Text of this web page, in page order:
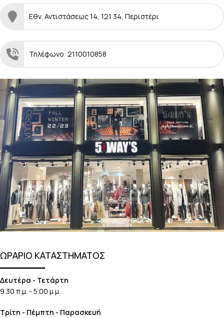
Εθν. Αντιστάσεως 14, 121 34, Περιστέρι
Τηλέφωνο: 2110010858
ΩΡΑΡΙΟ ΚΑΤΑΣΤΗΜΑΤΟΣ
Δευτέρα - Τετάρτη
9.30 π.μ. - 5.00 μ.μ.
Τρίτη - Πέμπτη - Παρασκευή